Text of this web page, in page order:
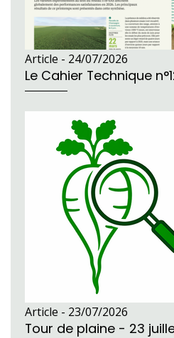
Article - 24/07/2026
Le Cahier Technique
Article - 23/07/2026
Tour de plaine - 23